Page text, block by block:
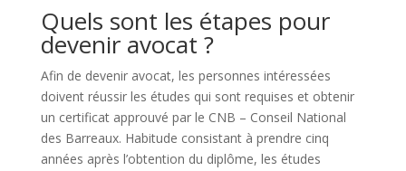
Quels sont les étapes pour
devenir avocat ?
Afin de devenir avocat, les personnes intéressées
doivent réussir les études qui sont requises et obtenir
un certificat approuvé par le CNB – Conseil National
des Barreaux. Habitude consistant à prendre cinq
années après l’obtention du diplôme, les études